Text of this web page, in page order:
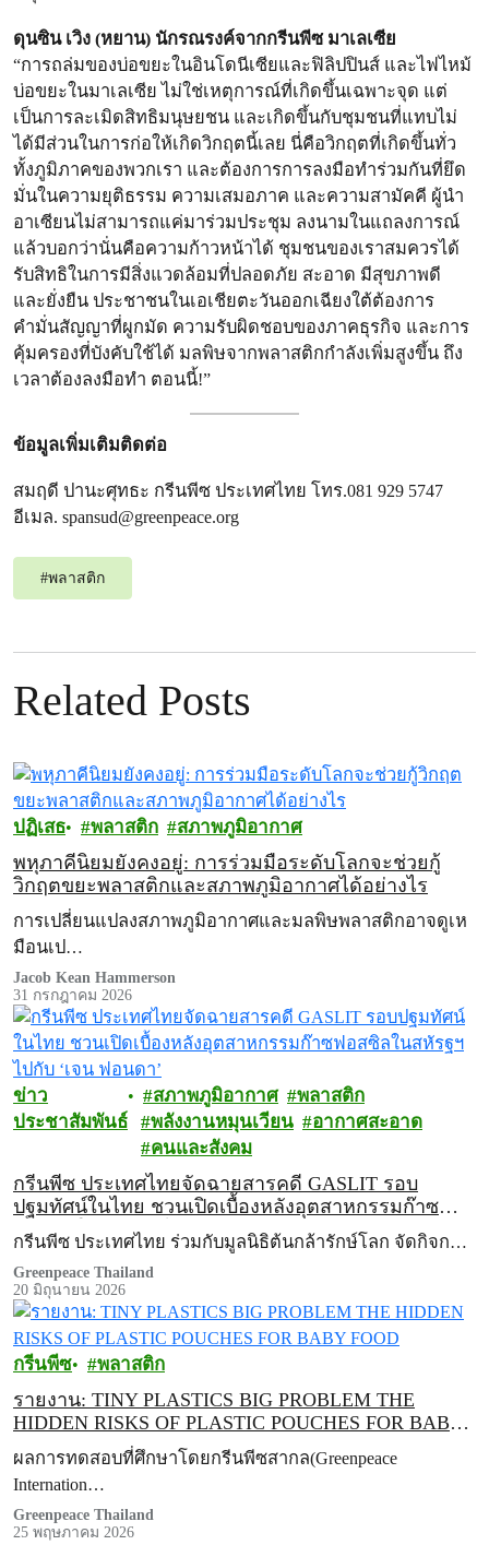
ดุนซิน เวิง (หยาน) นักรณรงค์จากกรีนพีซ มาเลเซีย
“การถล่มของบ่อขยะในอินโดนีเซียและฟิลิปปินส์ และไฟไหม้
บ่อขยะในมาเลเซีย ไม่ใช่เหตุการณ์ที่เกิดขึ้นเฉพาะจุด แต่
เป็นการละเมิดสิทธิมนุษยชน และเกิดขึ้นกับชุมชนที่แทบไม่
ได้มีส่วนในการก่อให้เกิดวิกฤตนี้เลย นี่คือวิกฤตที่เกิดขึ้นทั่ว
ทั้งภูมิภาคของพวกเรา และต้องการการลงมือทำร่วมกันที่ยึด
มั่นในความยุติธรรม ความเสมอภาค และความสามัคคี ผู้นำ
อาเซียนไม่สามารถแค่มาร่วมประชุม ลงนามในแถลงการณ์
แล้วบอกว่านั่นคือความก้าวหน้าได้ ชุมชนของเราสมควรได้
รับสิทธิในการมีสิ่งแวดล้อมที่ปลอดภัย สะอาด มีสุขภาพดี
และยั่งยืน ประชาชนในเอเชียตะวันออกเฉียงใต้ต้องการ
คำมั่นสัญญาที่ผูกมัด ความรับผิดชอบของภาคธุรกิจ และการ
คุ้มครองที่บังคับใช้ได้ มลพิษจากพลาสติกกำลังเพิ่มสูงขึ้น ถึง
เวลาต้องลงมือทำ ตอนนี้!”
ข้อมูลเพิ่มเติมติดต่อ
สมฤดี ปานะศุทธะ กรีนพีซ ประเทศไทย โทร.081 929 5747
อีเมล. spansud@greenpeace.org
#พลาสติก
Related Posts
ปฏิเสธ พลาสติก สภาพภูมิอากาศ
พหุภาคีนิยมยังคงอยู่: การร่วมมือระดับโลกจะช่วยกู้
วิกฤตขยะพลาสติกและสภาพภูมิอากาศได้อย่างไร
การเปลี่ยนแปลงสภาพภูมิอากาศและมลพิษพลาสติกอาจดูเห
มือนเป…
Jacob Kean Hammerson
31 กรกฎาคม 2026
ข่าว
ประชาสัมพันธ์
สภาพภูมิอากาศ
พลาสติก
พลังงานหมุนเวียน
อากาศสะอาด
คนและสังคม
กรีนพีซ ประเทศไทยจัดฉายสารคดี GASLIT รอบ
ปฐมทัศน์ในไทย ชวนเปิดเบื้องหลังอุตสาหกรรมก๊าซ
ฟอสซิลในสหัรฐฯ ไปกับ ‘เจน ฟอนดา’
กรีนพีซ ประเทศไทย ร่วมกับมูลนิธิต้นกล้ารักษ์โลก จัดกิจก…
Greenpeace Thailand
20 มิถุนายน 2026
กรีนพีซ พลาสติก
รายงาน: TINY PLASTICS BIG PROBLEM THE
HIDDEN RISKS OF PLASTIC POUCHES FOR BABY
ผลการทดสอบที่ศึกษาโดยกรีนพีซสากล(Greenpeace
Internation…
Greenpeace Thailand
25 พฤษภาคม 2026